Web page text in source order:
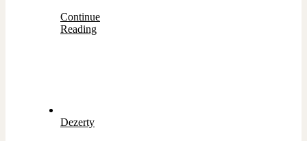
Continue
Reading
Dezerty